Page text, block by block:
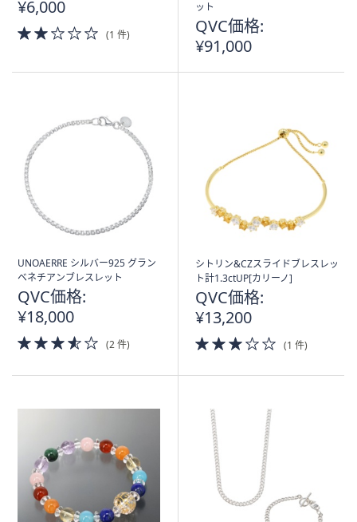
¥6,000
2.0
of
Stars
(1 件)
込
ット
QVC価格:
¥91,000
UNOAERRE シルバー925 グラン
ベネチアンブレスレット
QVC価格:
¥18,000
3.5
of
(2 件)
シトリン&CZスライドブレスレッ
ト計1.3ctUP[カリーノ]
QVC価格:
¥13,200
3.0
of
(1 件)